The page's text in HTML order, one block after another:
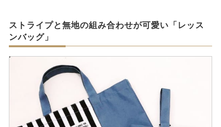
ストライプと無地の組み合わせが可愛い「レッス
ンバッグ」